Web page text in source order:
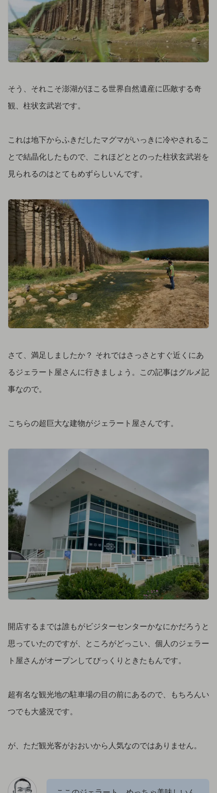
そう、それこそ澎湖がほこる世界自然遺産に匹敵する奇
観、柱状玄武岩です。
これは地下からふきだしたマグマがいっきに冷やされるこ
とで結晶化したもので、これほどととのった柱状玄武岩を
見られるのはとてもめずらしいんです。
さて、満足しましたか？ それではさっさとすぐ近くにあ
るジェラート屋さんに行きましょう。この記事はグルメ記
事なので。
こちらの超巨大な建物がジェラート屋さんです。
開店するまでは誰もがビジターセンターかなにかだろうと
思っていたのですが、ところがどっこい、個人のジェラー
ト屋さんがオープンしてびっくりときたもんです。
超有名な観光地の駐車場の目の前にあるので、もちろんい
つでも大盛況です。
が、ただ観光客がおおいから人気なのではありません。